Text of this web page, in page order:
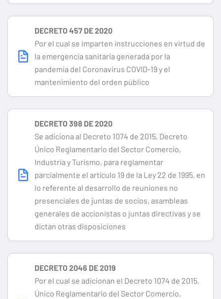
DECRETO 457 DE 2020
Por el cual se imparten instrucciones en virtud de
la emergencia sanitaria generada por la
pandemia del Coronavirus COVID-19 y el
mantenimiento del orden público
DECRETO 398 DE 2020
Se adiciona al Decreto 1074 de 2015, Decreto
Único Reglamentario del Sector Comercio,
Industria y Turismo, para reglamentar
parcialmente el artículo 19 de la Ley 22 de 1995, en
lo referente al desarrollo de reuniones no
presenciales de juntas de socios, asambleas
generales de accionistas o juntas directivas y se
dictan otras disposiciones
DECRETO 2046 DE 2019
Por el cual se adicionan el Decreto 1074 de 2015,
Único Reglamentario del Sector Comercio,